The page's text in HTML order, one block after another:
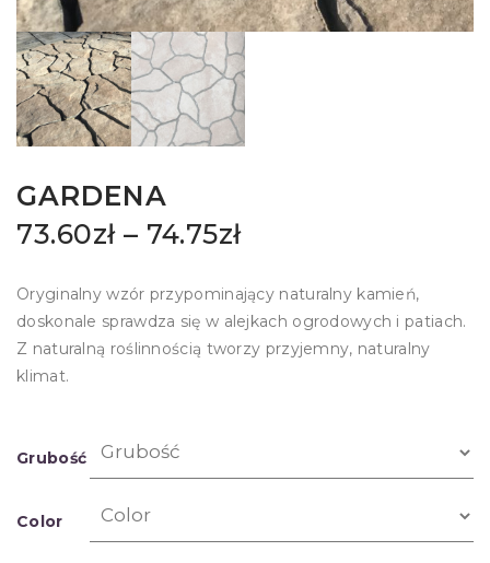
GARDENA
73.60zł– 74.75zł
Oryginalny wzór przypominający naturalny kamień,
doskonale sprawdza się w alejkach ogrodowych i patiach.
Z naturalną roślinnością tworzy przyjemny, naturalny
klimat.
Grubość
Color